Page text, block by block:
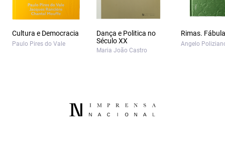
Cultura e Democracia
Paulo Pires do Vale
Dança e Politica no
Século XX
Maria João Castro
Rimas.
Angelo